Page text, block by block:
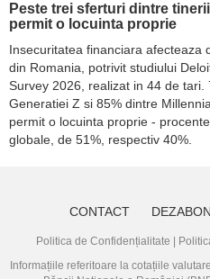
Peste trei sferturi dintre
permit o locuinta proprie
Insecuritatea financiara afecteaza
din Romania, potrivit studiului
Survey 2026, realizat in 44 de
Generatiei Z si 85% dintre
permit o locuinta proprie -
globale, de 51%, respectiv 40%.
CONTACT
Politica de Confidențialitate
Informațiile referitoare la cotațiile